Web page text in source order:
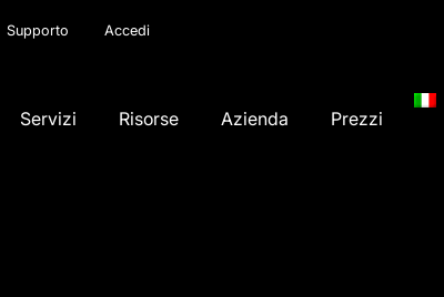
Supporto Accedi
Servizi Risorse Azienda Prezzi